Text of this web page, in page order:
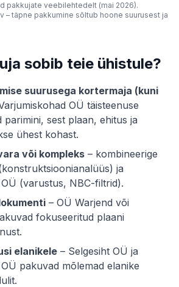
pakkujate veebilehtedelt (mai 2026).
– täpne pakkumine sõltub hoone suurusest ja
sobib teie ühistule?
suurusega kortermaja (kuni
OÜ täisteenuse
parimini, sest plaan, ehitus ja
ühest kohast.
või kompleks – kombineerige
ja
(varustus, NBC-filtrid).
– OÜ Warjend või
fokuseeritud plaani
elanikele – Selgesiht OÜ ja
pakuvad mõlemad elanike